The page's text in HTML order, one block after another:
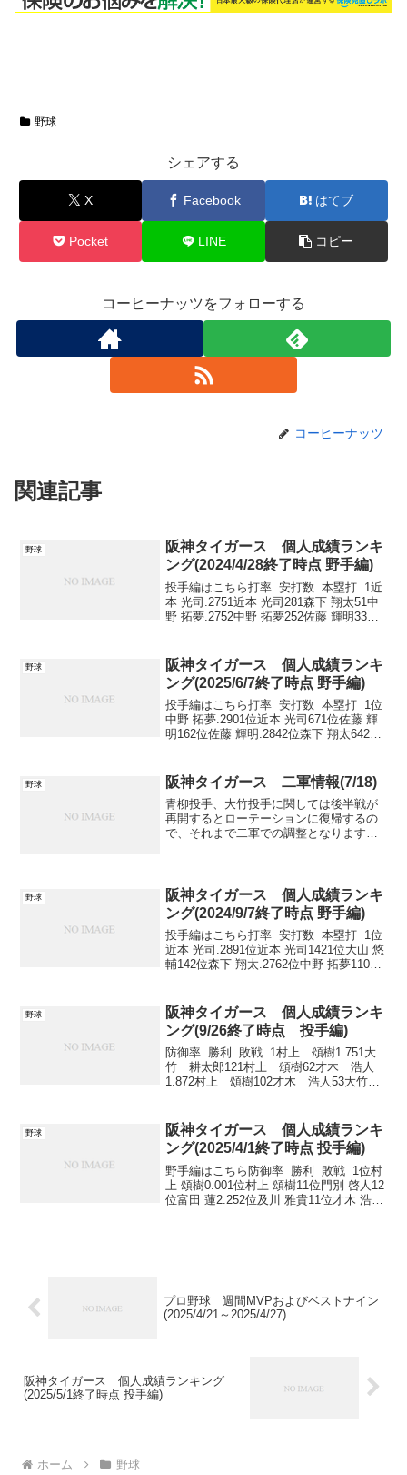
野球
シェアする
X Facebook はてブ
Pocket LINE コピー
コーヒーナッツをフォローする
コーヒーナッツ
関連記事
野球
阪神タイガース 個人成績ランキ
ング(2024/4/28終了時点 野手編)
投手編はこちら打率 安打数 本塁打 1近
本 光司.2751近本 光司281森下 翔太51中
野 拓夢.2752中野 拓夢252佐藤 輝明33森
野球
阪神タイガース 個人成績ランキ
ング(2025/6/7終了時点 野手編)
投手編はこちら打率 安打数 本塁打 1位
中野 拓夢.2901位近本 光司671位佐藤 輝
明162位佐藤 輝明.2842位森下 翔太642位
野球 阪神タイガース 二軍情報(7/18)
青柳投手、大竹投手に関しては後半戦が
再開するとローテーションに復帰するの
で、それまで二軍での調整となります。
いでしょうか。野手では...
野球
阪神タイガース 個人成績ランキ
ング(2024/9/7終了時点 野手編)
投手編はこちら打率 安打数 本塁打 1位
近本 光司.2891位近本 光司1421位大山 悠
輔142位森下 翔太.2762位中野 拓夢1102
野球
阪神タイガース 個人成績ランキ
ング(9/26終了時点 投手編)
防御率 勝利 敗戦 1村上 頌樹1.751大
竹 耕太郎121村上 頌樹62才木 浩人
1.872村上 頌樹102才木 浩人53大竹
野球
阪神タイガース 個人成績ランキ
ング(2025/4/1終了時点 投手編)
野手編はこちら防御率 勝利 敗戦 1位村
上 頌樹0.001位村上 頌樹11位門別 啓人12
位富田 蓮2.252位及川 雅貴11位才木 浩人
プロ野球 週間MVPおよびベストナイン
(2025/4/21～2025/4/27)
阪神タイガース 個人成績ランキング
(2025/5/1終了時点 投手編)
ホーム 野球